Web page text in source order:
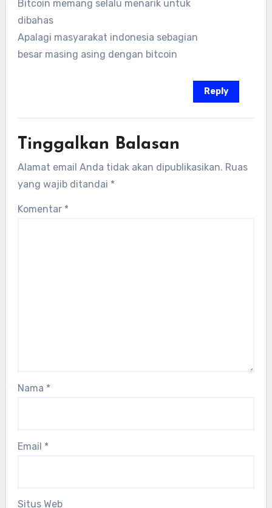
Bitcoin memang selalu menarik untuk
dibahas
Apalagi masyarakat indonesia sebagian
besar masing asing dengan bitcoin
Reply
Tinggalkan Balasan
Alamat email Anda tidak akan dipublikasikan. Ruas
yang wajib ditandai *
Komentar *
Nama *
Email *
Situs Web